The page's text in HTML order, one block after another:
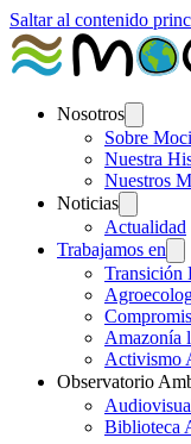
Saltar al contenido
Nosotros
Sobre
Nuestra
Nuestros
Noticias
Actualidad
Trabajamos en
Transición
Amazonía
Activismo
Observatorio
Biblioteca